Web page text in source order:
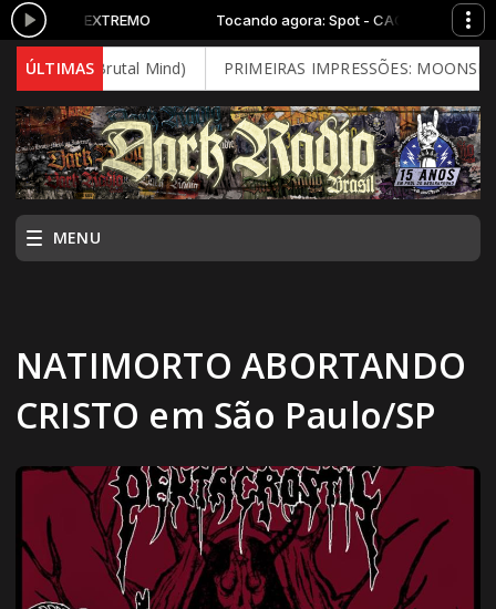
CAOS EXTREMO Tocando agora: Spot - CAOS EXTREMO
ÚLTIMAS
(2026 - Brutal Mind) PRIMEIRAS IMPRESSÕES:
MENU
NATIMORTO ABORTANDO
CRISTO em São Paulo/SP